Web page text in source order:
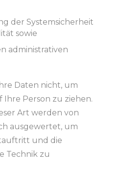
der Systemsicherheit
sowie
administrativen
Daten nicht, um
Ihre Person zu ziehen.
Art werden von
ausgewertet, um
und die
Technik zu